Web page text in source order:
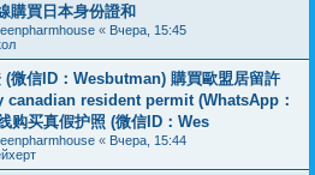
購買日本身份證和
« Вчера, 15:45
(微信ID：Wesbutman) 購買歐盟居留許
canadian resident permit (WhatsApp：
购买真假护照 (微信ID：Wes
« Вчера, 15:44